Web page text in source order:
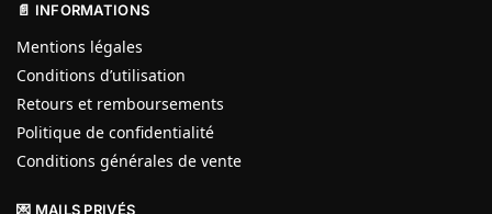
📄 INFORMATIONS
Mentions légales
Conditions d’utilisation
Retours et remboursements
Politique de confidentialité
Conditions générales de vente
💌 MAILS PRIVÉS